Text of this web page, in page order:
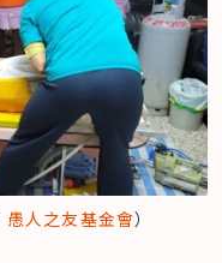
愚人之友基金會）